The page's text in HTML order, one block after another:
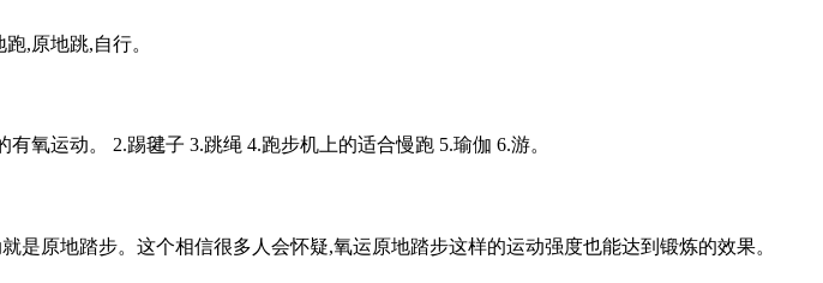
,原地跳,自行。
氧运动。 2.踢毽子 3.跳绳 4.跑步机上的适合慢跑 5.瑜伽 6.游。
原地踏步。这个相信很多人会怀疑,氧运原地踏步这样的运动强度也能达到锻炼的效果。